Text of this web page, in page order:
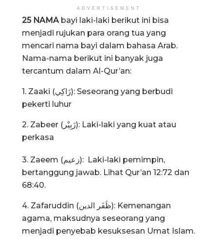
ADVERTISEMENT
25 NAMA bayi laki-laki berikut ini bisa
menjadi rujukan para orang tua yang
mencari nama bayi dalam bahasa Arab.
Nama-nama berikut ini banyak juga
tercantum dalam Al-Qur’an:
1. Zaaki (زَاكِي): Seseorang yang berbudi
pekerti luhur
2. Zabeer (زَبِيْر): Laki-laki yang kuat atau
perkasa
3. Zaeem (زعيم): Laki-laki pemimpin,
bertanggung jawab. Lihat Qur’an 12:72 dan
68:40.
4. Zafaruddin (ظَفَر الدين): Kemenangan
agama, maksudnya seseorang yang
menjadi penyebab kesuksesan Umat Islam.